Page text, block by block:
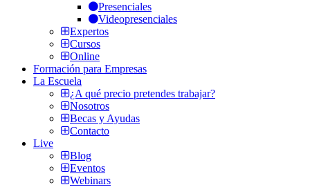
Presenciales
Videopresenciales
Expertos
Cursos
Online
Formación para Empresas
La Escuela
¿A qué precio pretendes trabajar?
Nosotros
Becas y Ayudas
Contacto
Live
Blog
Eventos
Webinars